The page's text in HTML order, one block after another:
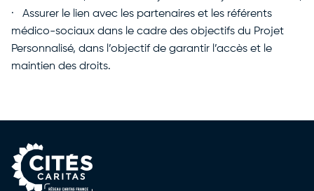
· Assurer le lien avec les partenaires et les référents
médico-sociaux dans le cadre des objectifs du Projet
Personnalisé, dans l’objectif de garantir l’accès et le
maintien des droits.